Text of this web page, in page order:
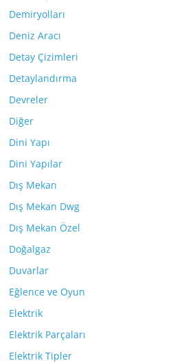
Demiryolları
Deniz Aracı
Detay Çizimleri
Detaylandırma
Devreler
Diğer
Dini Yapı
Dini Yapılar
Dış Mekan
Dış Mekan Dwg
Dış Mekan Özel
Doğalgaz
Duvarlar
Eğlence ve Oyun
Elektrik
Elektrik Parçaları
Elektrik Tipler